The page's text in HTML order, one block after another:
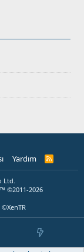
Yardım
R
Ltd.
©2011-2026